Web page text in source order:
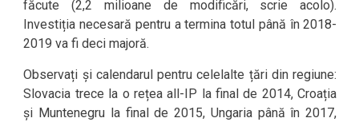
făcute (2,2 milioane de modificări, scrie acolo).
Investiția necesară pentru a termina totul până în 2018-
2019 va fi deci majoră.
Observați și calendarul pentru celelalte țări din regiune:
Slovacia trece la o rețea all-IP la final de 2014, Croația
și Muntenegru la final de 2015, Ungaria până în 2017,